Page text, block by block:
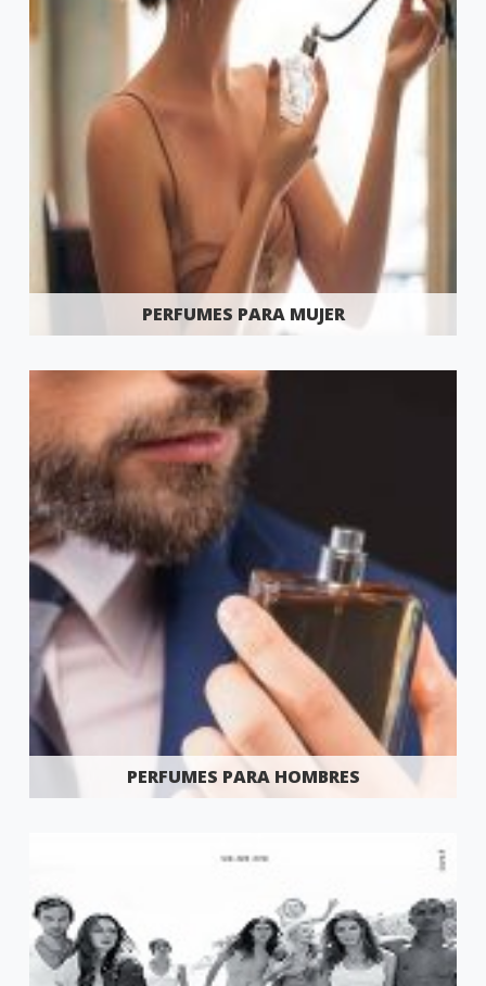
PERFUMES PARA MUJER
PERFUMES PARA HOMBRES